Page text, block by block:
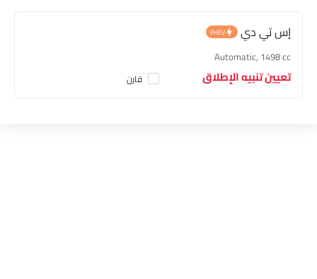
إس تي دي PHEV
Automatic, 1498 cc
تعيين تنبيه الإطلاق قارن